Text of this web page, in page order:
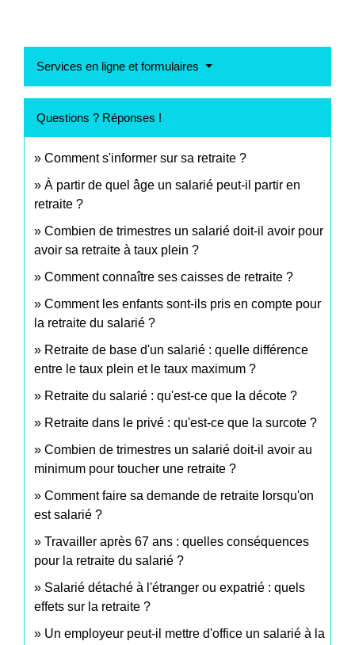
Services en ligne et formulaires
Questions ? Réponses !
Comment s'informer sur sa retraite ?
À partir de quel âge un salarié peut-il partir en
retraite ?
Combien de trimestres un salarié doit-il avoir pour
avoir sa retraite à taux plein ?
Comment connaître ses caisses de retraite ?
Comment les enfants sont-ils pris en compte pour
la retraite du salarié ?
Retraite de base d'un salarié : quelle différence
entre le taux plein et le taux maximum ?
Retraite du salarié : qu'est-ce que la décote ?
Retraite dans le privé : qu'est-ce que la surcote ?
Combien de trimestres un salarié doit-il avoir au
minimum pour toucher une retraite ?
Comment faire sa demande de retraite lorsqu'on
est salarié ?
Travailler après 67 ans : quelles conséquences
pour la retraite du salarié ?
Salarié détaché à l'étranger ou expatrié : quels
effets sur la retraite ?
Un employeur peut-il mettre d'office un salarié à la